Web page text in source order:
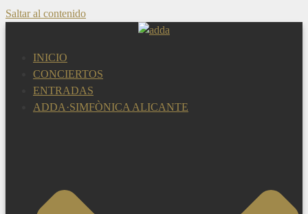
Saltar al contenido
INICIO
CONCIERTOS
ENTRADAS
ADDA·SIMFÒNICA ALICANTE